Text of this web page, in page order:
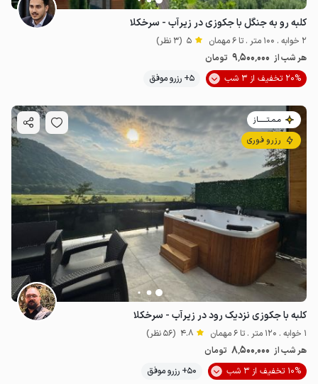
کلبه رو به جنگل با جکوزی در زیرآب - سرخکلا
2 خوابه . 100 متر . تا 6 مهمان 5 (3 نظر)
هر شب از 9٬500٬000 تومان
20% تخفیف از 3 شب
5+ رزرو موفق
مـمـتــــــاز
رزرو فوری
کلبه‌ با جکوزی نزدیک رود در زیرآب - سرخکلا
1 خوابه . 120 متر . تا 6 مهمان 4.8 (56 نظر)
هر شب از 8٬500٬000 تومان
10% تخفیف از 3 شب
50+ رزرو موفق